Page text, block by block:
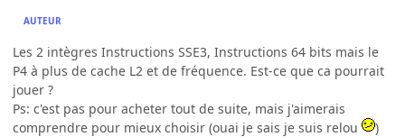
AUTEUR
Les 2 intègres Instructions SSE3, Instructions 64 bits mais le
P4 à plus de cache L2 et de fréquence. Est-ce que ca pourrait
jouer ?
Ps: c'est pas pour acheter tout de suite, mais j'aimerais
comprendre pour mieux choisir (ouai je sais je suis relou
)